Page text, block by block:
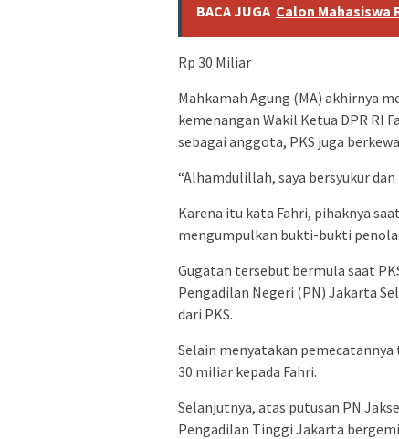
BACA JUGA Calon Mahasiswa
Rp 30 Miliar
Mahkamah Agung (MA) akhirnya
kemenangan Wakil Ketua DPR RI
sebagai anggota, PKS juga
“Alhamdulillah, saya bersyukur
Karena itu kata Fahri, pihaknya
mengumpulkan bukti-bukti
Gugatan tersebut bermula saat
Pengadilan Negeri (PN) Jakarta
dari PKS.
Selain menyatakan
30 miliar kepada Fahri.
Selanjutnya, atas putusan PN
Pengadilan Tinggi Jakarta